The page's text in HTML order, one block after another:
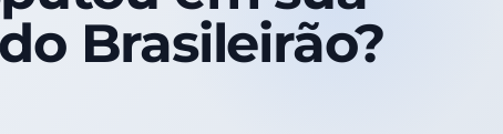
Brasileirão?